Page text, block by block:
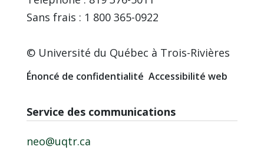
Sans frais : 1 800 365-0922
© Université du Québec à Trois-Rivières
Énoncé de confidentialité Accessibilité web
Service des communications
neo@uqtr.ca